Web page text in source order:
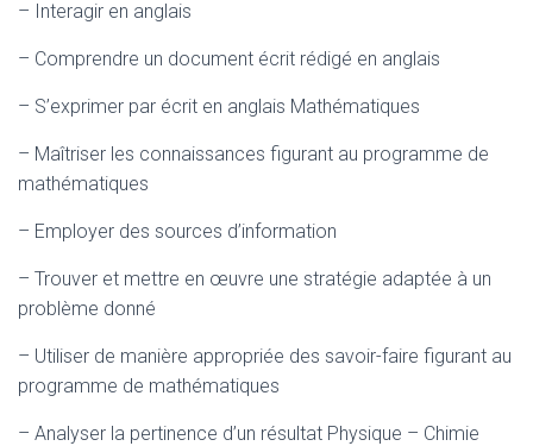
– Interagir en anglais
– Comprendre un document écrit rédigé en anglais
– S’exprimer par écrit en anglais Mathématiques
– Maîtriser les connaissances figurant au programme de
mathématiques
– Employer des sources d’information
– Trouver et mettre en œuvre une stratégie adaptée à un
problème donné
– Utiliser de manière appropriée des savoir-faire figurant au
programme de mathématiques
– Analyser la pertinence d’un résultat Physique – Chimie